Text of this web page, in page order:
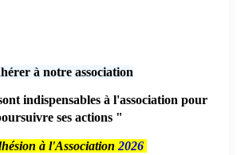
à notre association
indispensables à l'association pour
ses actions "
à l'Association 2026